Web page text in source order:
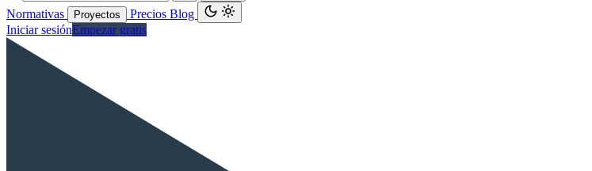
Normativas Proyectos Precios Blog
Iniciar sesiónEmpezar gratis